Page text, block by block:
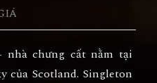
nhà chưng cất nằm tại
của Scotland. Singleton